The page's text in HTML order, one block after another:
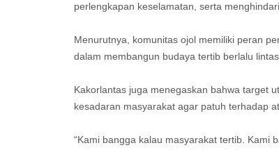
perlengkapan keselamatan, serta
Menurutnya, komunitas ojol memiliki peran
dalam membangun budaya tertib berlalu lintas.
Kakorlantas juga menegaskan bahwa target
kesadaran masyarakat agar patuh terhadap
“Kami bangga kalau masyarakat tertib. Kami